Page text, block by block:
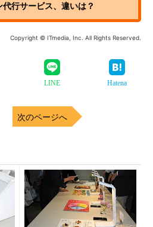
行サービス、違いは？
Copyright © ITmedia, Inc. All Rights Reserved.
LINE Hatena
次のページへ